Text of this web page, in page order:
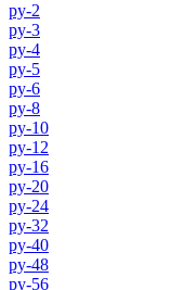
py-2
py-3
py-4
py-5
py-6
py-8
py-10
py-12
py-16
py-20
py-24
py-32
py-40
py-48
py-56